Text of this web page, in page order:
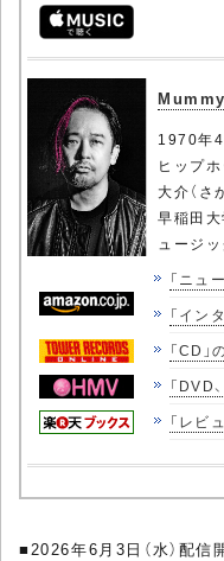
1970年
ヒップ
大介（さ
早稲田
ュージ
「ニュ
「イン
「CD
「DVD
「レビ
■2026年6月3日（水）配信